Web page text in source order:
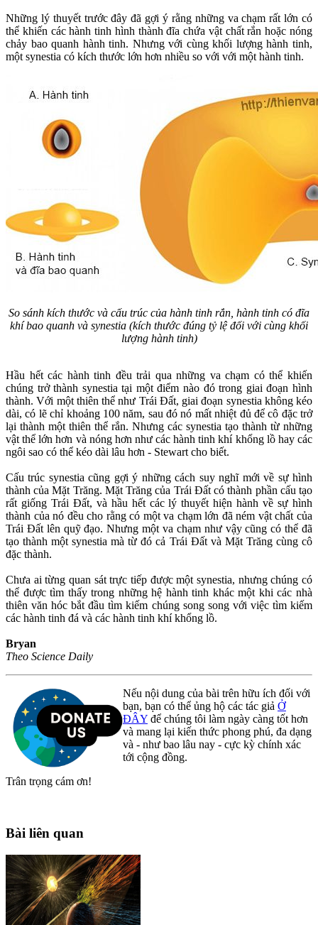
Những lý thuyết trước đây đã gợi ý rằng những va chạm rất lớn có
thể khiến các hành tinh hình thành đĩa chứa vật chất rắn hoặc nóng
chảy bao quanh hành tinh. Nhưng với cùng khối lượng hành tinh,
một synestia có kích thước lớn hơn nhiều so với với một hành tinh.
So sánh kích thước và cấu trúc của hành tinh rắn, hành tinh có đĩa
khí bao quanh và synestia (kích thước đúng tỷ lệ đối với cùng khối
lượng hành tinh)
Hầu hết các hành tinh đều trải qua những va chạm có thể khiến
chúng trở thành synestia tại một điểm nào đó trong giai đoạn hình
thành. Với một thiên thể như Trái Đất, giai đoạn synestia không kéo
dài, có lẽ chỉ khoảng 100 năm, sau đó nó mất nhiệt đủ để cô đặc trở
lại thành một thiên thể rắn. Nhưng các synestia tạo thành từ những
vật thể lớn hơn và nóng hơn như các hành tinh khí khổng lồ hay các
ngôi sao có thể kéo dài lâu hơn - Stewart cho biết.
Cấu trúc synestia cũng gợi ý những cách suy nghĩ mới về sự hình
thành của Mặt Trăng. Mặt Trăng của Trái Đất có thành phần cấu tạo
rất giống Trái Đất, và hầu hết các lý thuyết hiện hành về sự hình
thành của nó đều cho rằng có một va chạm lớn đã ném vật chất của
Trái Đất lên quỹ đạo. Nhưng một va chạm như vậy cũng có thể đã
tạo thành một synestia mà từ đó cả Trái Đất và Mặt Trăng cùng cô
đặc thành.
Chưa ai từng quan sát trực tiếp được một synestia, nhưng chúng có
thể được tìm thấy trong những hệ hành tinh khác một khi các nhà
thiên văn hóc bắt đầu tìm kiếm chúng song song với việc tìm kiếm
các hành tinh đá và các hành tinh khí khổng lồ.
Bryan
Theo Science Daily
Nếu nội dung của bài trên hữu ích đối với
bạn, bạn có thể ủng hộ các tác giả Ở
ĐÂY để chúng tôi làm ngày càng tốt hơn
và mang lại kiến thức phong phú, đa dạng
và - như bao lâu nay - cực kỳ chính xác
tới cộng đồng.
Trân trọng cám ơn!
Bài liên quan